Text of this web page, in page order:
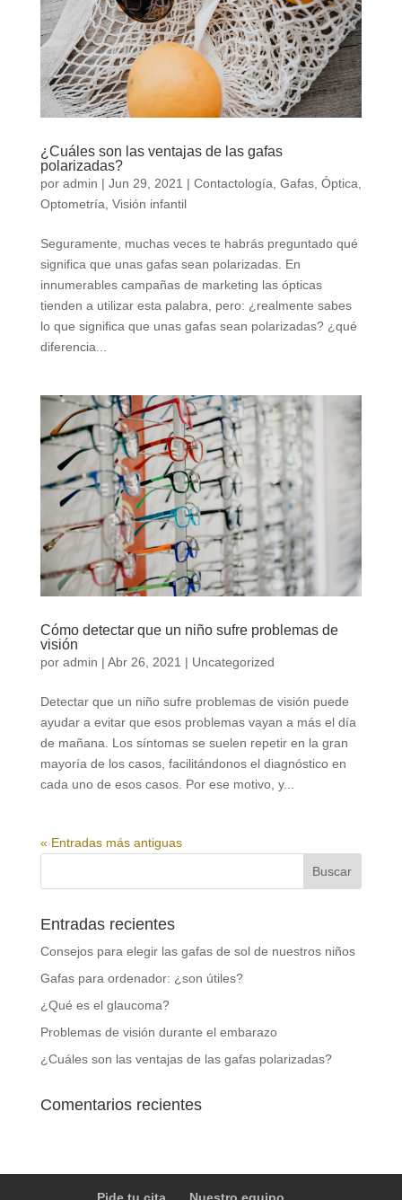
¿Cuáles son las ventajas de las gafas
polarizadas?
por admin | Jun 29, 2021 | Contactología Gafas, Óptica
Optometría Visión infantil
Seguramente, muchas veces te habrás preguntado qué
significa que unas gafas sean polarizadas. En
innumerables campañas de marketing las ópticas
tienden a utilizar esta palabra, pero: ¿realmente sabes
lo que significa que unas gafas sean polarizadas? ¿qué
diferencia...
Cómo detectar que un niño sufre problemas de
visión
por admin | Abr 26, 2021 | Uncategorized
Detectar que un niño sufre problemas de visión puede
ayudar a evitar que esos problemas vayan a más el día
de mañana. Los síntomas se suelen repetir en la gran
mayoría de los casos, facilitándonos el diagnóstico en
cada uno de esos casos. Por ese motivo, y...
« Entradas más antiguas
Entradas recientes
Consejos para elegir las gafas de sol de nuestros niños
Gafas para ordenador: ¿son útiles?
¿Qué es el glaucoma?
Problemas de visión durante el embarazo
¿Cuáles son las ventajas de las gafas polarizadas?
Comentarios recientes